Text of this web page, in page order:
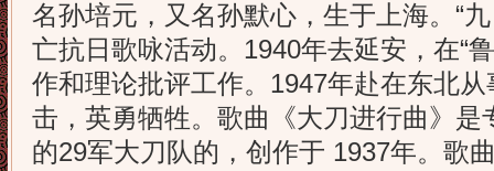
名孙培元，又名孙默心，生于上海。“
亡抗日歌咏活动。1940年去延安，在“
作和理论批评工作。1947年赴在东北
击，英勇牺牲。歌曲《大刀进行曲》是
的29军大刀队的，创作于 1937年。歌